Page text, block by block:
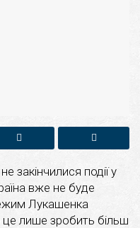
закінчилися події у
вже не буде
Лукашенка
лише зробить більш